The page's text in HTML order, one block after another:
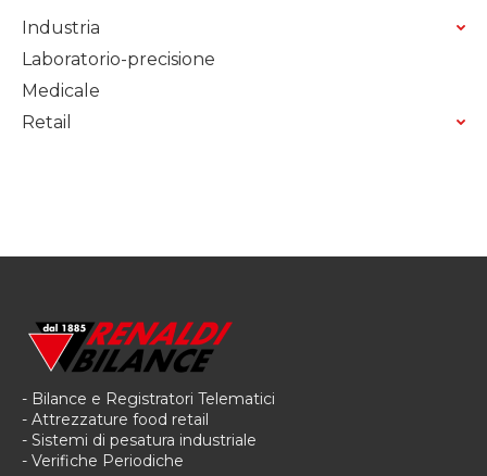
Industria
Laboratorio-precisione
Medicale
Retail
- Bilance e Registratori Telematici
- Attrezzature food retail
- Sistemi di pesatura industriale
- Verifiche Periodiche